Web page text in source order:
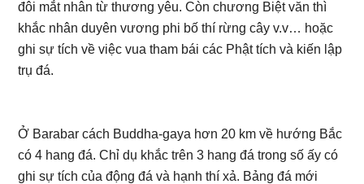
đôi mắt nhân từ thương yêu. Còn chương Biệt văn thì
khắc nhân duyên vương phi bố thí rừng cây v.v… hoặc
ghi sự tích về việc vua tham bái các Phật tích và kiến lập
trụ đá.
Ở Barabar cách Buddha-gaya hơn 20 km về hướng Bắc
có 4 hang đá. Chỉ dụ khắc trên 3 hang đá trong số ấy có
ghi sự tích của động đá và hạnh thí xả. Bảng đá mới